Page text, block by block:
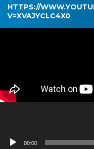
HTTPS://
V=XVAJYCLC4X0
Pemutar
00:00